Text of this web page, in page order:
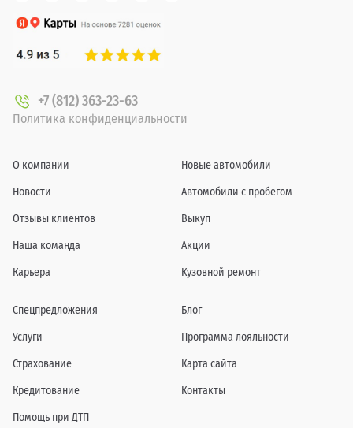
+7 (812) 363-23-63
Политика конфиденциальности
О компании
Новости
Отзывы клиентов
Наша команда
Карьера
Новые автомобили
Автомобили с пробегом
Выкуп
Акции
Кузовной ремонт
Спецпредложения
Услуги
Страхование
Кредитование
Помощь при ДТП
Блог
Программа лояльности
Карта сайта
Контакты